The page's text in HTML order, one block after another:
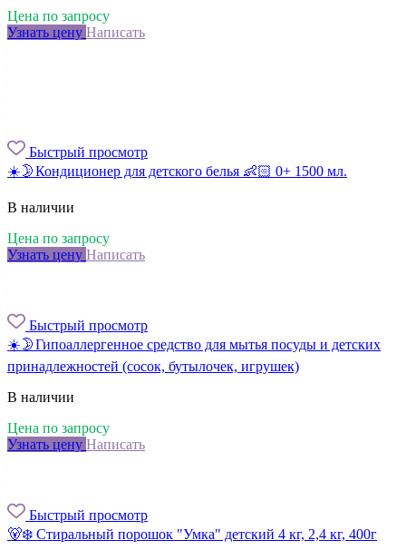
Цена по запросу
Узнать цену Написать
Быстрый просмотр
☀️🌛Кондиционер для детского белья 👶🏻 0+ 1500 мл.
В наличии
Цена по запросу
Узнать цену Написать
Быстрый просмотр
☀️🌛Гипоаллергенное средство для мытья посуды и детских
принадлежностей (сосок, бутылочек, игрушек)
В наличии
Цена по запросу
Узнать цену Написать
Быстрый просмотр
🐻‍❄️ Стиральный порошок "Умка" детский 4 кг, 2,4 кг, 400г